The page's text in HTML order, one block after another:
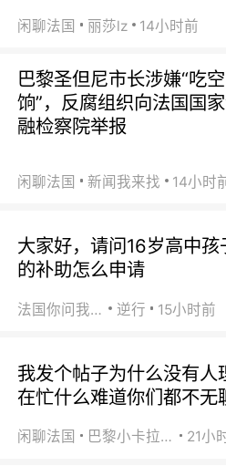
闲聊法国 丽莎lz 14小时前
巴黎圣但尼市长涉嫌“吃空
饷”，反腐组织向法国国
融检察院举报
闲聊法国 新闻我来找 14小时
大家好，请问16岁高中
的补助怎么申请
法国你问我答 逆行 15小时前
我发个帖子为什么没有人
在忙什么难道你们都不无
闲聊法国 巴黎小卡拉咪 21小